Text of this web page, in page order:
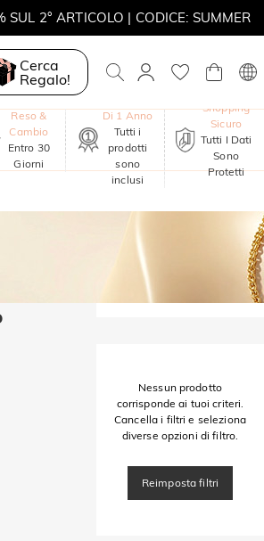
SUL 2° ARTICOLO | CODICE: SUMMER
ACQUISTA 3, COLLANA IN REGALO
Cerca
Regalo!
Reso &
Cambio
Entro 30
Giorni
Di 1 Anno
Tutti i
prodotti
sono
inclusi
Shopping
Sicuro
Tutti I Dati
Sono
Protetti
Nessun prodotto
corrisponde ai tuoi criteri.
Cancella i filtri e seleziona
diverse opzioni di filtro.
Reimposta filtri